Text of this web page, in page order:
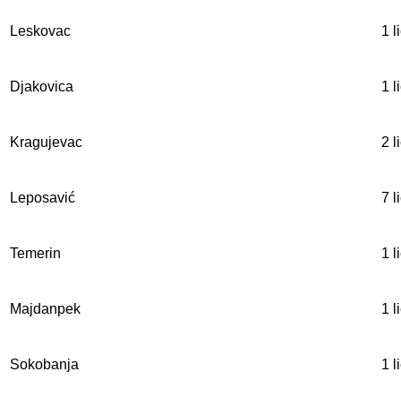
Leskovac 1
Djakovica 1
Kragujevac 2
Leposavić 7
Temerin 1
Majdanpek 1
Sokobanja 1